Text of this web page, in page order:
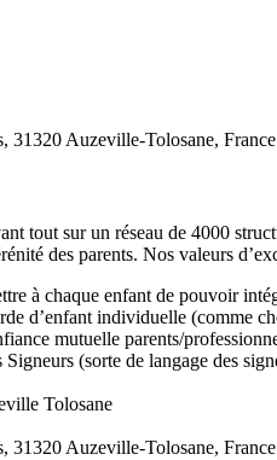
31320 Auzeville-Tolosane, France
tout sur un réseau de 4000
des parents. Nos valeurs
à chaque enfant de pouvoir
d’enfant individuelle (comme
mutuelle parents/
Signeurs (sorte de langage des
Tolosane
31320 Auzeville-Tolosane, France